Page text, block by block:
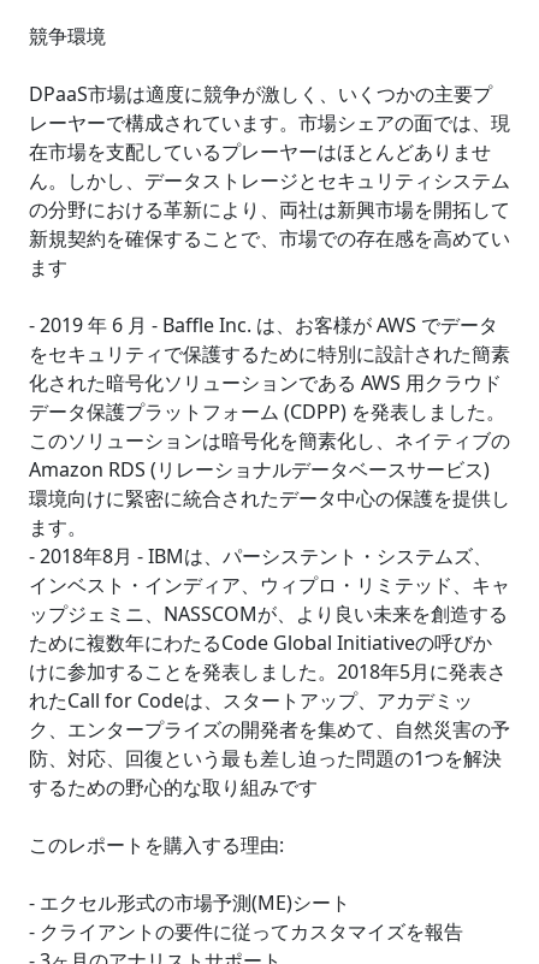
競争環境
DPaaS市場は適度に競争が激しく、いくつかの主要プ
レーヤーで構成されています。市場シェアの面では、現
在市場を支配しているプレーヤーはほとんどありませ
ん。しかし、データストレージとセキュリティシステム
の分野における革新により、両社は新興市場を開拓して
新規契約を確保することで、市場での存在感を高めてい
ます
- 2019 年 6 月 - Baffle Inc. は、お客様が AWS でデータ
をセキュリティで保護するために特別に設計された簡素
化された暗号化ソリューションである AWS 用クラウド
データ保護プラットフォーム (CDPP) を発表しました。
このソリューションは暗号化を簡素化し、ネイティブの
Amazon RDS (リレーショナルデータベースサービス)
環境向けに緊密に統合されたデータ中心の保護を提供し
ます。
- 2018年8月 - IBMは、パーシステント・システムズ、
インベスト・インディア、ウィプロ・リミテッド、キャ
ップジェミニ、NASSCOMが、より良い未来を創造する
ために複数年にわたるCode Global Initiativeの呼びか
けに参加することを発表しました。2018年5月に発表さ
れたCall for Codeは、スタートアップ、アカデミッ
ク、エンタープライズの開発者を集めて、自然災害の予
防、対応、回復という最も差し迫った問題の1つを解決
するための野心的な取り組みです
このレポートを購入する理由:
- エクセル形式の市場予測(ME)シート
- クライアントの要件に従ってカスタマイズを報告